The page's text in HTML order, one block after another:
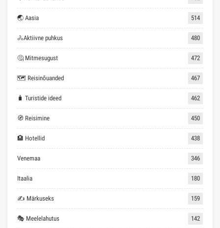
🌏 Aasia 514
🚴Aktiivne puhkus 480
🤔 Mitmesugust 472
🗺 Reisinõuanded 467
🧳 Turistide ideed 462
🧭 Reisimine 450
🏨 Hotellid 438
Venemaa 346
Itaalia 180
✍ Märkuseks 159
🎭 Meelelahutus 142